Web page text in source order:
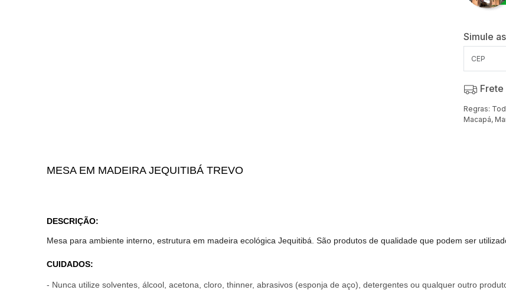
Simule
Regras:
Macapá,
MESA EM MADEIRAJEQUITIBÁ TREVO
DESCRIÇÃO:
Mesa para ambiente interno, estrutura em madeira ecológica Jequitibá. São produtos de qualidade que podem ser
CUIDADOS:
- Nunca utilize solventes, álcool, acetona, cloro, thinner, abrasivos (esponja de aço), detergentes ou qualquer outro